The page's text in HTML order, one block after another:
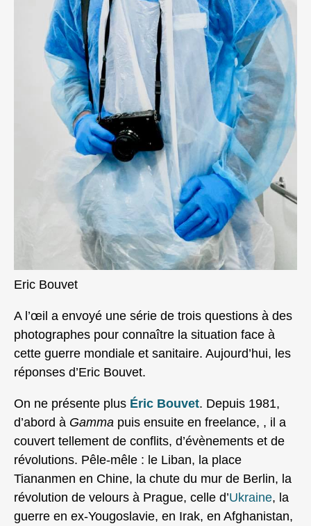
Eric Bouvet
A l’œil a envoyé une série de trois questions à des
photographes pour connaître la situation face à
cette guerre mondiale et sanitaire. Aujourd’hui, les
réponses d’Eric Bouvet.
On ne présente plus Éric Bouvet. Depuis 1981,
d’abord à Gamma puis ensuite en freelance, , il a
couvert tellement de conflits, d’évènements et de
révolutions. Pêle-mêle : le Liban, la place
Tiananmen en Chine, la chute du mur de Berlin, la
révolution de velours à Prague, celle d’Ukraine, la
guerre en ex-Yougoslavie, en Irak, en Afghanistan,